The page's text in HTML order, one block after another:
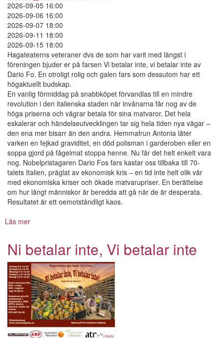
2026-09-05 16:00
2026-09-06 16:00
2026-09-07 18:00
2026-09-11 18:00
2026-09-15 18:00
Hagateaterns veteraner dvs de som har varit med längst i
föreningen bjuder er på farsen Vi betalar inte, vi betalar inte av
Dario Fo. En otroligt rolig och galen fars som dessutom har ett
högaktuellt budskap.
En vanlig förmiddag på snabbköpet förvandlas till en mindre
revolution i den italienska staden när invånarna får nog av de
höga priserna och vägrar betala för sina matvaror. Det hela
eskalerar och händelseutvecklingen tar sig hela tiden nya vägar –
den ena mer bisarr än den andra. Hemmafrun Antonia låter
varken en fejkad graviditet, en död polisman i garderoben eller en
soppa gjord på fågelmat stoppa henne. Nu får det helt enkelt vara
nog. Nobelpristagaren Dario Fos fars kastar oss tillbaka till 70-
talets Italien, präglat av ekonomisk kris – en tid inte helt olik vår
med ekonomiska kriser och ökade matvarupriser. En berättelse
om hur långt människor är beredda att gå när de är desperata.
Resultatet är ett oemotståndligt kaos.
Läs mer
inte,
Vi
betalar
inte
Ni betalar inte, Vi betalar inte